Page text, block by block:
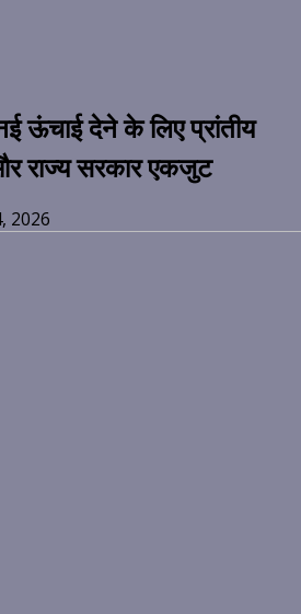
ऊंचाई देने के लिए प्रांतीय
राज्य सरकार एकजुट
2026